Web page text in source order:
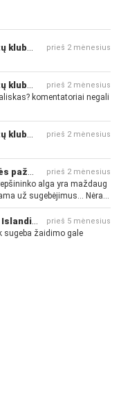
prieš 2 mėnesius
prieš 2 mėnesius
komentatoriai negali
prieš 2 mėnesius
prieš 2 mėnesius
alga yra maždaug
už sugebėjimus... Nėra
prieš 5 mėnesius
sugeba žaidimo gale